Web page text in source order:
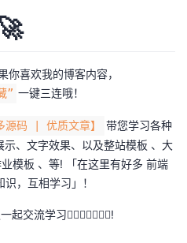
你喜欢我的博客内容，
” 一键三连哦！
多源码 | 优质文章】
带您学习各种
、文字效果、以及整站模板 、大
模板 、等! 「在这里有好多 前端
，互相学习」！
流学习👇🏻👇🏻👇🏻🔥!